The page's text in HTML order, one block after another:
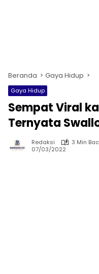
Beranda Gaya Hidup
Gaya Hidup
Sempat Viral
Ternyata
Redaksi
3 Min
07/03/2022